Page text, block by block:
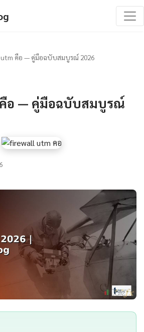
คือ — คู่มือฉบับสมบูรณ์ 2026
อ — คู่มือฉบับสมบูรณ์